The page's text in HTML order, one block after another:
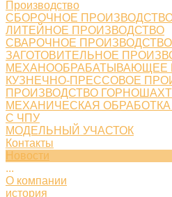
Производство
СБОРОЧНОЕ
ЛИТЕЙНОЕ ПРОИЗВОДСТВО
СВАРОЧНОЕ ПРОИЗВОДСТВО
ЗАГОТОВИТЕЛЬНОЕ
МЕХАНООБРАБАТЫВАЮЩЕЕ
КУЗНЕЧНО-ПРЕССОВОЕ
ПРОИЗВОДСТВО
МЕХАНИЧЕСКАЯ
С ЧПУ
МОДЕЛЬНЫЙ УЧАСТОК
Контакты
Новости
...
О компании
история